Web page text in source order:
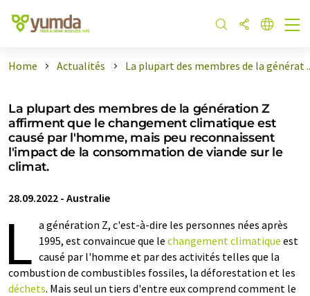
Home Actualités La plupart des membres de la générat
La plupart des membres de la génération Z
affirment que le changement climatique est
causé par l'homme, mais peu reconnaissent
l'impact de la consommation de viande sur le
climat.
28.09.2022 - Australie
L a génération Z, c'est-à-dire les personnes nées après
1995, est convaincue que le changement climatique est
causé par l'homme et par des activités telles que la
combustion de combustibles fossiles, la déforestation et les
déchets. Mais seul un tiers d'entre eux comprend comment le